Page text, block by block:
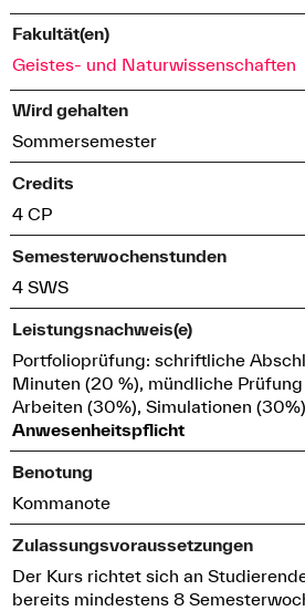
Fakultät(en)
Geistes- und Naturwissenschaften
Wird gehalten
Sommersemester
Credits
4 CP
Semesterwochenstunden
4 SWS
Leistungsnachweis(e)
Portfolioprüfung: schriftliche
Minuten (20 %), mündliche
Arbeiten (30%), Simulationen (30%)
Anwesenheitspflicht
Benotung
Kommanote
Zulassungsvoraussetzungen
Der Kurs richtet sich an
bereits mindestens 8